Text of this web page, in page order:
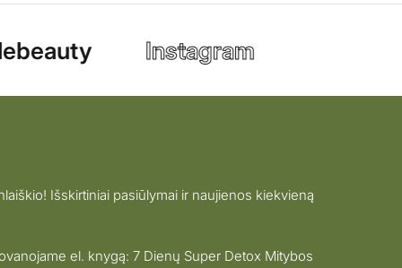
Instagram
Išskirtiniai pasiūlymai ir naujienos kiekvieną
el. knygą: 7 Dienų Super Detox Mitybos